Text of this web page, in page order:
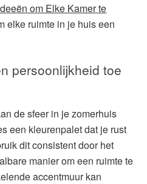
om Elke Kamer te
elke ruimte in je huis een
persoonlijkheid toe
de sfeer in je zomerhuis
een kleurenpalet dat je rust
dit consistent door het
manier om een ruimte te
accentmuur kan